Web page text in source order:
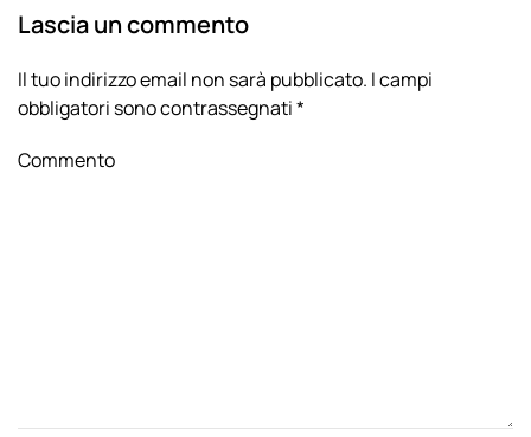
Lascia un commento
Il tuo indirizzo email non sarà pubblicato. I campi
obbligatori sono contrassegnati*
Commento